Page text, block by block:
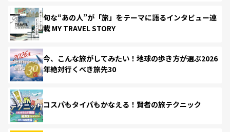
旬な“あの人”が「旅」をテーマに語るインタビュー連
載 MY TRAVEL STORY
今、こんな旅がしてみたい！地球の歩き方が選ぶ2026
年絶対行くべき旅先30
コスパもタイパもかなえる！賢者の旅テクニック